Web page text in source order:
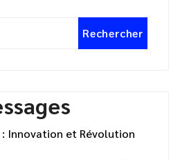
Rechercher
: Innovation et Révolution